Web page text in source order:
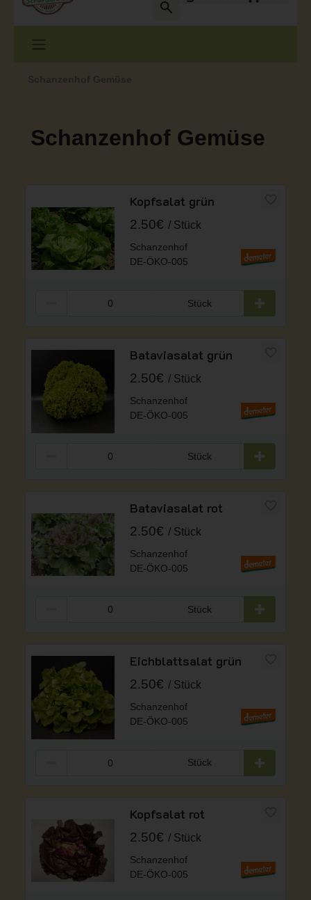
Schanzenhof Gemüse
Kopfsalat grün
2.50€ Stück
Schanzenhof
DE-ÖKO-005
Stück
Bataviasalat grün
2.50€ Stück
Schanzenhof
DE-ÖKO-005
Stück
Bataviasalat rot
2.50€ Stück
Schanzenhof
DE-ÖKO-005
Stück
Eichblattsalat grün
2.50€ Stück
Schanzenhof
DE-ÖKO-005
Stück
Kopfsalat rot
2.50€ Stück
Schanzenhof
DE-ÖKO-005